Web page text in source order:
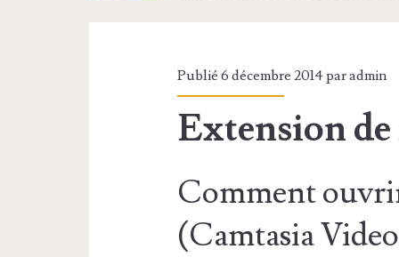
Publié 6 décembre 2014 paradmin
Extension
Comment
(Camtasia